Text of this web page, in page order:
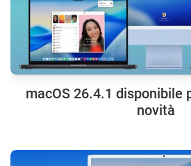
macOS 26.4.1 disponibile
novità